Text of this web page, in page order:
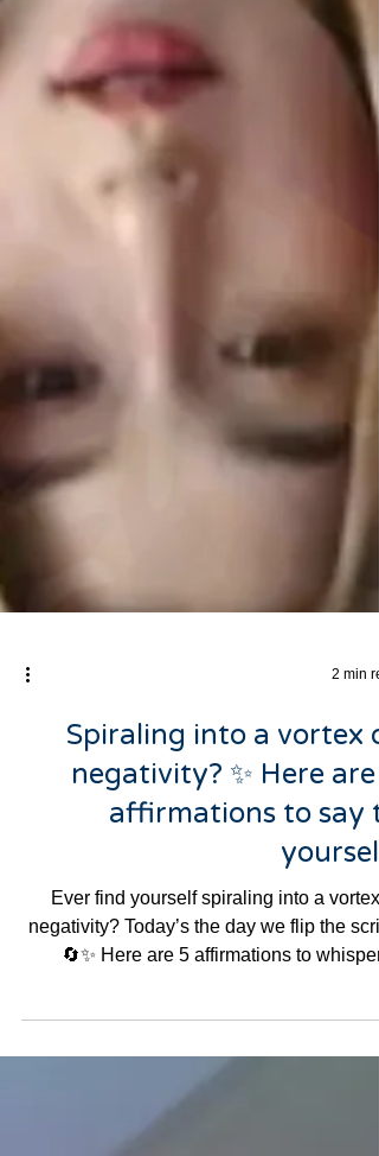
Spiraling into a vortex
negativity? ✨ Here are
affirmations to say
Ever find yourself spiraling into a vortex
negativity? Today’s the day we flip the